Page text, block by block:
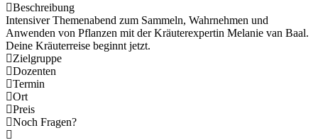
Beschreibung
Intensiver Themenabend zum Sammeln, Wahrnehmen und
Anwenden von Pflanzen mit der Kräuterexpertin Melanie van Baal.
Deine Kräuterreise beginnt jetzt.
Zielgruppe
Dozenten
Termin
Ort
Preis
Noch Fragen?